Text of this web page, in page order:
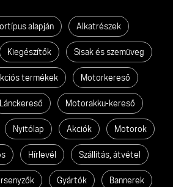
alapján Alkatrészek
Kiegészítők Sisak és szemüveg
termékek Motorkereső
Lánckereső Motorakku-kereső
Nyitólap Akciók Motorok
Hírlevél Szállítás, átvétel
Gyártók Bannerek